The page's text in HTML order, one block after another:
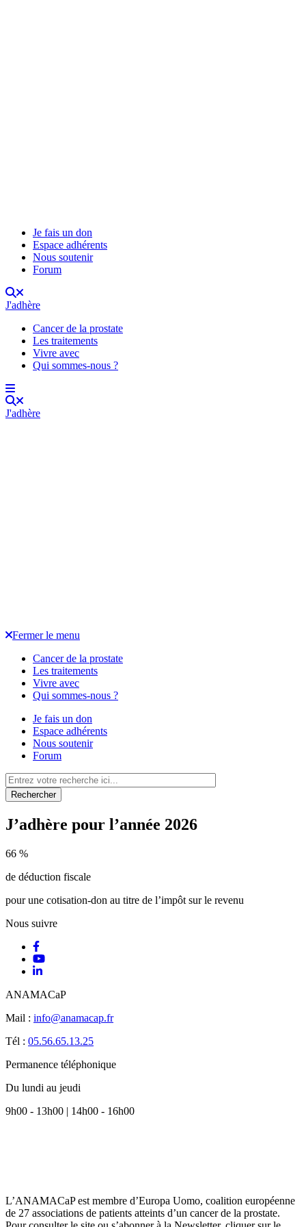
Je fais un don
Espace adhérents
Nous soutenir
Forum
J'adhère
Cancer de la prostate
Les traitements
Vivre avec
Qui sommes-nous ?
J'adhère
Fermer le menu
Cancer de la prostate
Les traitements
Vivre avec
Qui sommes-nous ?
Je fais un don
Espace adhérents
Nous soutenir
Forum
Rechercher
J’adhère pour l’année 2026
66 %
de déduction fiscale
pour une cotisation-don au titre de l’impôt sur le revenu
Nous suivre
ANAMACaP
Mail : info@anamacap.fr
Tél : 05.56.65.13.25
Permanence téléphonique
Du lundi au jeudi
9h00 - 13h00 | 14h00 - 16h00
L’ANAMACaP est membre d’Europa Uomo, coalition européenne
de 27 associations de patients atteints d’un cancer de la prostate.